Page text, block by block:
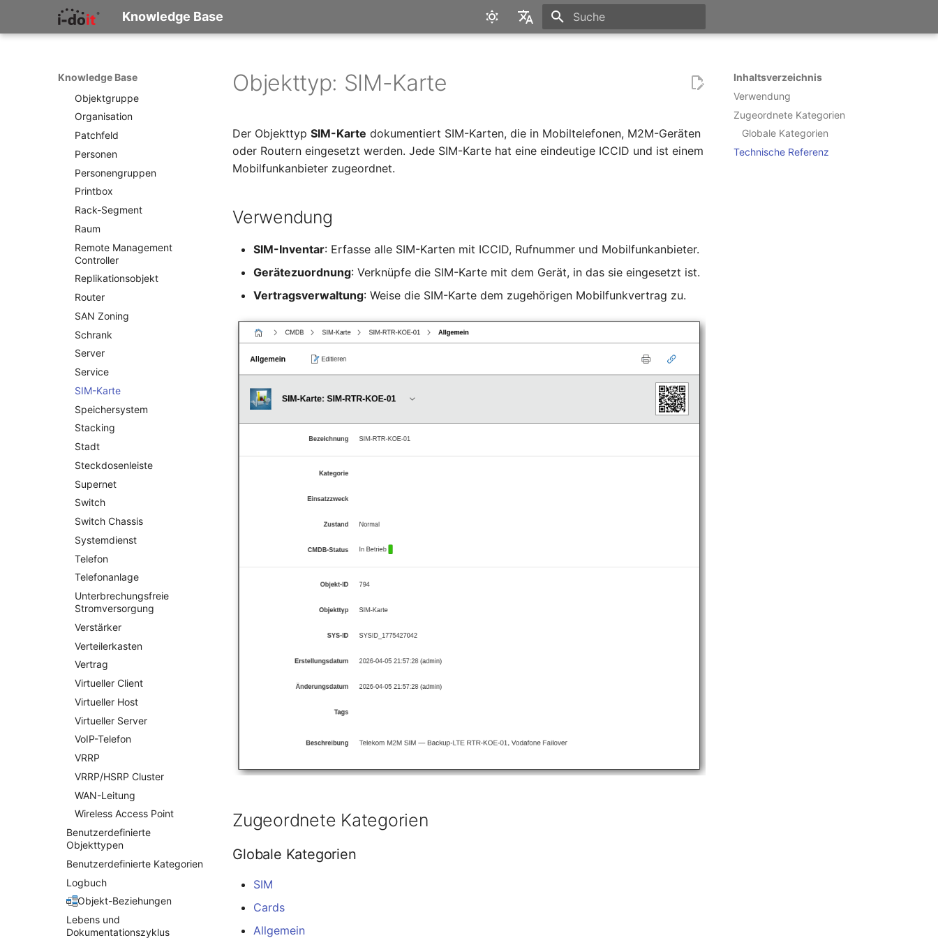
Knowledge Base
Knowledge Base
Faser/Ader
FC-Port
Freigabe
Freigabenzugriff
Gastsysteme
Gerät
Grafikkarte
Gruppenmitgliedschaft
Handbuchzuweisung
Hostadapter (HBA)
Hostadresse
Installation
IP-Liste
Kabel
Karten
Kontaktzuweisung
Laufwerk
Listener
Lizenzschlüssel
Logbuch
Login
Logische Geräte (Client)
Logische Geräte (LDEV
Server)
Logische Netzwerkports
Mobilfunk
Modell
Monitor
Netz
Netzbereiche
Netzwerk
Netzwerk-Interface
Netzwerk-Listener
Netzwerkport
Netzwerkverbindungen
Notfallplanzuweisung
Objektbild
Organisation
PDU
Personen
Personengruppen
Personengruppen Mitglieder
RAID-Verbund
Raum
Rechenressourcen
Rechnung
Remote Management
Controller
Monitor
Notfallplan
Objektgruppe
Organisation
Patchfeld
Personen
Personengruppen
Printbox
Rack-Segment
Raum
Remote Management
Controller
Replikationsobjekt
Router
SAN Zoning
Schrank
Server
Service
SIM-Karte
Speichersystem
Stacking
Stadt
Steckdosenleiste
Supernet
Switch
Switch Chassis
Systemdienst
Telefon
Telefonanlage
Unterbrechungsfreie
Stromversorgung
Verstärker
Verteilerkasten
Vertrag
Virtueller Client
Virtueller Host
Virtueller Server
VoIP-Telefon
VRRP
VRRP/HSRP Cluster
WAN-Leitung
Wireless Access Point
Benutzerdefinierte
Objekttypen
Benutzerdefinierte Kategorien
Logbuch
Objekt-Beziehungen
Lebens und
Dokumentationszyklus
Inhaltsverzeichnis
Verwendung
Zugeordnete Kategorien
Globale Kategorien
Technische Referenz
Objekttyp: SIM-Karte
Der ObjekttypSIM-Karte dokumentiert SIM-Karten, die in Mobiltelefonen, M2M-Geräten
oder Routern eingesetzt werden. Jede SIM-Karte hat eine eindeutige ICCID und ist einem
Mobilfunkanbieter zugeordnet.
Verwendung
SIM-Inventar: Erfasse alle SIM-Karten mit ICCID, Rufnummer und Mobilfunkanbieter.
Gerätezuordnung: Verknüpfe die SIM-Karte mit dem Gerät, in das sie eingesetzt ist.
Vertragsverwaltung: Weise die SIM-Karte dem zugehörigen Mobilfunkvertrag zu.
Zugeordnete Kategorien
Globale Kategorien
SIM
Cards
Allgemein